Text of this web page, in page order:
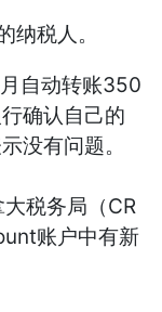
税人。
自动转账350
确认自己的
没有问题。
税务局（CR
账户中有新